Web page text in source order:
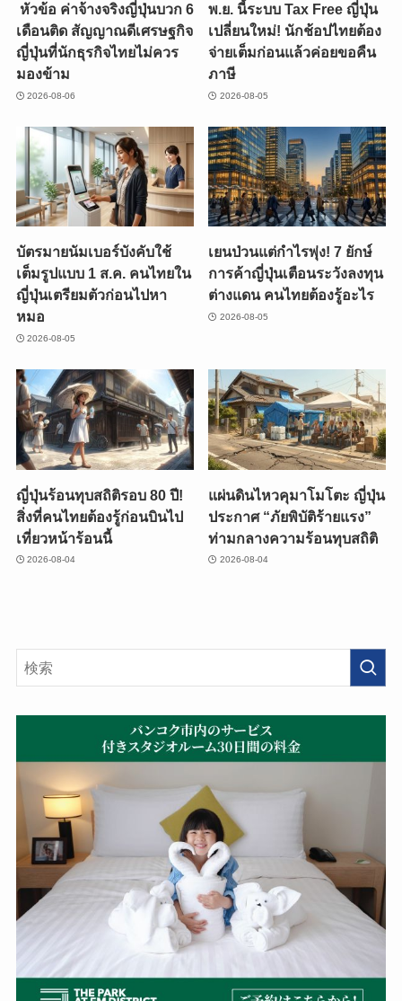
หัวข้อ ค่าจ้างจริงญี่ปุ่นบวก 6
เดือนติด สัญญาณดีเศรษฐกิจ
ญี่ปุ่นที่นักธุรกิจไทยไม่ควร
มองข้าม
2026-08-06
พ.ย. นี้ระบบ Tax Free ญี่ปุ่น
เปลี่ยนใหม่! นักช้อปไทยต้อง
จ่ายเต็มก่อนแล้วค่อยขอคืน
ภาษี
2026-08-05
บัตรมายนัมเบอร์บังคับใช้
เต็มรูปแบบ 1 ส.ค. คนไทยใน
ญี่ปุ่นเตรียมตัวก่อนไปหา
หมอ
2026-08-05
เยนป่วนแต่กำไรพุ่ง! 7 ยักษ์
การค้าญี่ปุ่นเตือนระวังลงทุน
ต่างแดน คนไทยต้องรู้อะไร
2026-08-05
ญี่ปุ่นร้อนทุบสถิติรอบ 80 ปี!
สิ่งที่คนไทยต้องรู้ก่อนบินไป
เที่ยวหน้าร้อนนี้
2026-08-04
แผ่นดินไหวคุมาโมโตะ ญี่ปุ่น
ประกาศ “ภัยพิบัติร้ายแรง”
ท่ามกลางความร้อนทุบสถิติ
2026-08-04